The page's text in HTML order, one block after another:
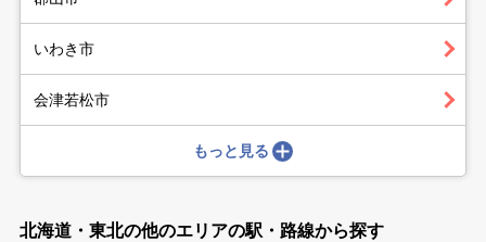
いわき市
会津若松市
もっと見る
北海道・東北の他のエリアの駅・路線から探す